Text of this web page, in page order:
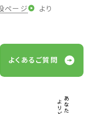
ページ
より
よくあるご質問